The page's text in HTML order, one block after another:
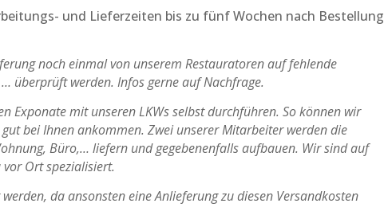
und Lieferzeiten bis zu fünf Wochen nach Bestellung
noch einmal von unserem Restauratoren auf fehlende
überprüft werden. Infos gerne auf Nachfrage.
Exponate mit unseren LKWs selbst durchführen. So können wir
bei Ihnen ankommen. Zwei unserer Mitarbeiter werden die
Büro,… liefern und gegebenenfalls aufbauen. Wir sind auf
Ort spezialisiert.
da ansonsten eine Anlieferung zu diesen Versandkosten